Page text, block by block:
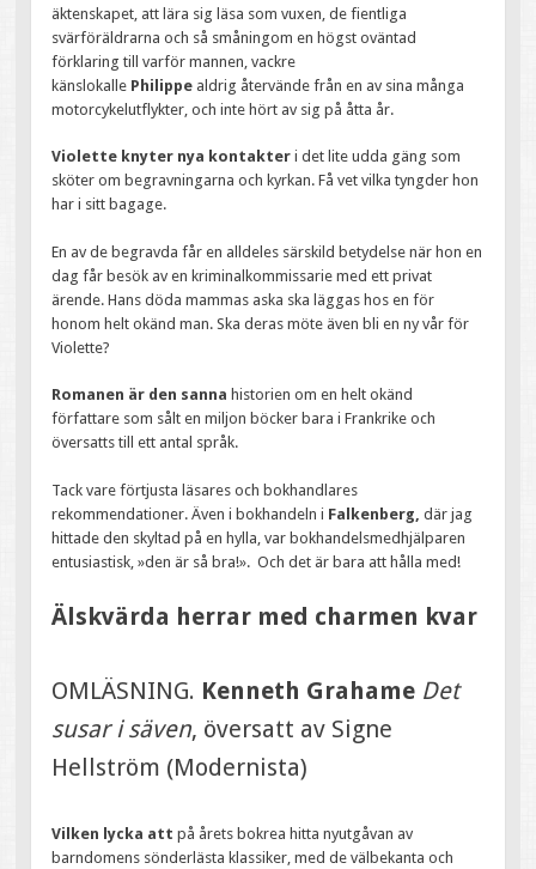
äktenskapet, att lära sig läsa som vuxen, de fientliga
svärföräldrarna och så småningom en högst oväntad
förklaring till varför mannen, vackre
känslokalle Philippe aldrig återvände från en av sina många
motorcykelutflykter, och inte hört av sig på åtta år.
Violette knyter nya kontakteri det lite udda gäng som
sköter om begravningarna och kyrkan. Få vet vilka tyngder hon
har i sitt bagage.
En av de begravda får en alldeles särskild betydelse när hon en
dag får besök av en kriminalkommissarie med ett privat
ärende. Hans döda mammas aska ska läggas hos en för
honom helt okänd man. Ska deras möte även bli en ny vår för
Violette?
Romanen är den sanna historien om en helt okänd
författare som sålt en miljon böcker bara i Frankrike och
översatts till ett antal språk.
Tack vare förtjusta läsares och bokhandlares
rekommendationer. Även i bokhandeln i Falkenberg,där jag
hittade den skyltad på en hylla, var bokhandelsmedhjälparen
entusiastisk, »den är så bra!». Och det är bara att hålla med!
Älskvärda herrar med charmen kvar
OMLÄSNING. Kenneth Grahame Det
susar i säven, översatt av Signe
Hellström (Modernista)
Vilken lycka att på årets bokrea hitta nyutgåvan av
barndomens sönderlästa klassiker, med de välbekanta och